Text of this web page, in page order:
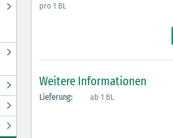
pro 1 BL
Weitere Informationen
Lieferung: ab 1 BL